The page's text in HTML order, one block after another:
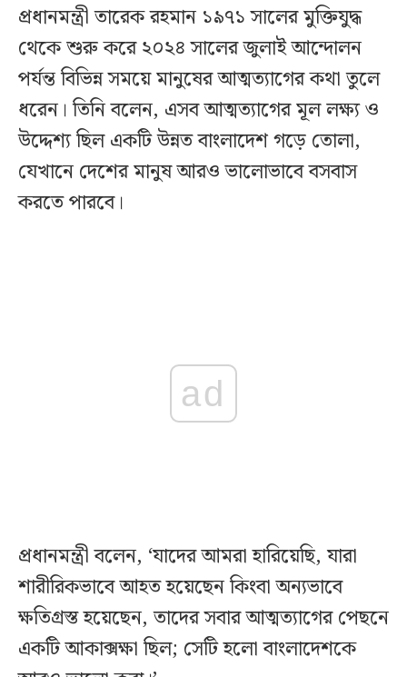
প্রধানমন্ত্রী তারেক রহমান ১৯৭১ সালের মুক্তিযুদ্ধ
থেকে শুরু করে ২০২৪ সালের জুলাই আন্দোলন
পর্যন্ত বিভিন্ন সময়ে মানুষের আত্মত্যাগের কথা তুলে
ধরেন। তিনি বলেন, এসব আত্মত্যাগের মূল লক্ষ্য ও
উদ্দেশ্য ছিল একটি উন্নত বাংলাদেশ গড়ে তোলা,
যেখানে দেশের মানুষ আরও ভালোভাবে বসবাস
করতে পারবে।
ad
প্রধানমন্ত্রী বলেন, ‘যাদের আমরা হারিয়েছি, যারা
শারীরিকভাবে আহত হয়েছেন কিংবা অন্যভাবে
ক্ষতিগ্রস্ত হয়েছেন, তাদের সবার আত্মত্যাগের পেছনে
একটি আকাক্সক্ষা ছিল; সেটি হলো বাংলাদেশকে